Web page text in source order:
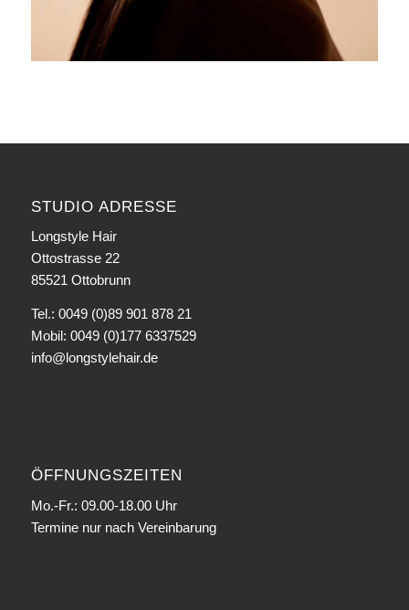
STUDIO ADRESSE
Longstyle Hair
Ottostrasse 22
85521 Ottobrunn
Tel.: 0049 (0)89 901 878 21
Mobil: 0049 (0)177 6337529
info@longstylehair.de
ÖFFNUNGSZEITEN
Mo.-Fr.: 09.00-18.00 Uhr
Termine nur nach Vereinbarung